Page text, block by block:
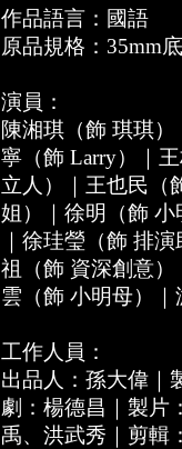
作品語言：國語
原品規格：35mm
演員：
陳湘琪（飾 琪琪
寧（飾 Larry）｜
立人）｜王也民（
姐）｜徐明（飾
｜徐珪瑩（飾 排
祖（飾 資深創意
雲（飾 小明母）
工作人員：
出品人：孫大偉｜
劇：楊德昌｜製片
禹、洪武秀｜剪輯